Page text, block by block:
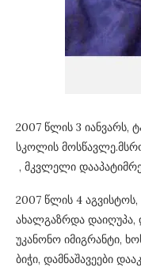
2007 წლის 3 იანვარს,
სკოლის
, მკვლელი
2007 წლის 4 აგვისტოს,
ახალგაზრდა
უკანონო იმიგრანტი,
ბიჭი, დამნაშავეები